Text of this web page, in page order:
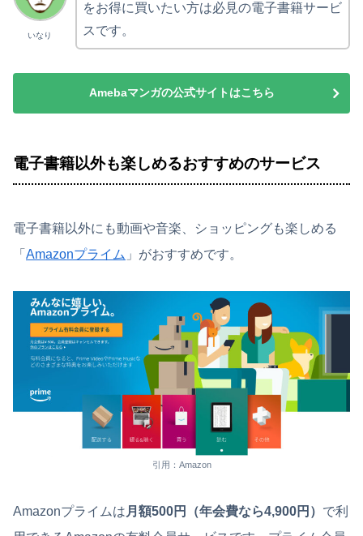
いなり
をお得に買いたい方は必見の電子書籍サービ
スです。
Amebaマンガの公式サイトはこちら
電子書籍以外も楽しめるおすすめのサービス
電子書籍以外にも動画や音楽、ショッピングも楽しめる
「 Amazonプライム 」がおすすめです。
引用：Amazon
Amazonプライムは 月額500円（年会費なら4,900円） で利